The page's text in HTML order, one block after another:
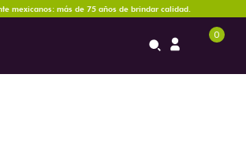
mexicanos: más de 75 años de brindar calidad.
0